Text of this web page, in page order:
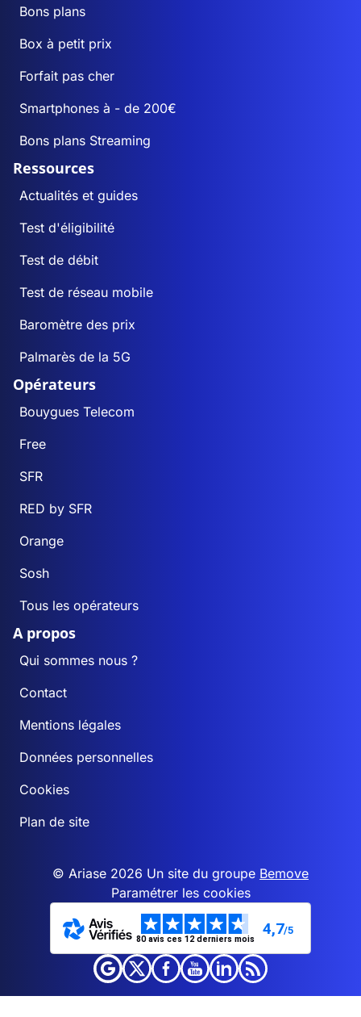
Bons plans
Box à petit prix
Forfait pas cher
Smartphones à - de 200€
Bons plans Streaming
Ressources
Actualités et guides
Test d'éligibilité
Test de débit
Test de réseau mobile
Baromètre des prix
Palmarès de la 5G
Opérateurs
Bouygues Telecom
Free
SFR
RED by SFR
Orange
Sosh
Tous les opérateurs
A propos
Qui sommes nous ?
Contact
Mentions légales
Données personnelles
Cookies
Plan de site
© Ariase 2026 Un site du groupe Bemove
Paramétrer les cookies
80 avis ces 12 derniers mois
4,7/5